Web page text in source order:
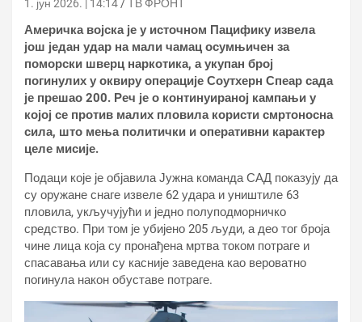
1. јун 2026. | 14:14 ТВ ФРОНТ
Америчка војска је у источном Пацифику извела
још један удар на мали чамац осумњичен за
поморски шверц наркотика, а укупан број
погинулих у оквиру операције Соутхерн Спеар сада
је прешао 200. Реч је о континуираној кампањи у
којој се против малих пловила користи смртоносна
сила, што мења политички и оперативни карактер
целе мисије.
Подаци које је објавила Јужна команда САД показују да
су оружане снаге извеле 62 удара и уништиле 63
пловила, укључујући и једно полуподморничко
средство. При том је убијено 205 људи, а део тог броја
чине лица која су пронађена мртва током потраге и
спасавања или су касније заведена као вероватно
погинула након обуставе потраге.